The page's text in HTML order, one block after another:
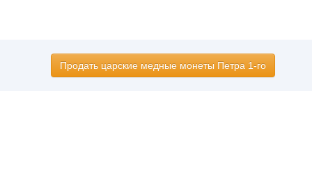
Продать царские медные монеты Петра 1-го